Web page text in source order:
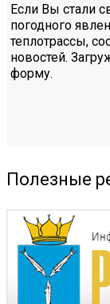
Если Вы стали
погодного
теплотрассы,
новостей.
форму.
Полезные